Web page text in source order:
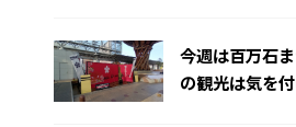
今週は百万石
の観光は気を